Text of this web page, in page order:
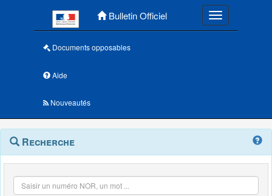
Bulletin Officiel Toggle
Documents opposables
Aide
Nouveautés
Navigation
outils
Menu
contextuel
Recherche